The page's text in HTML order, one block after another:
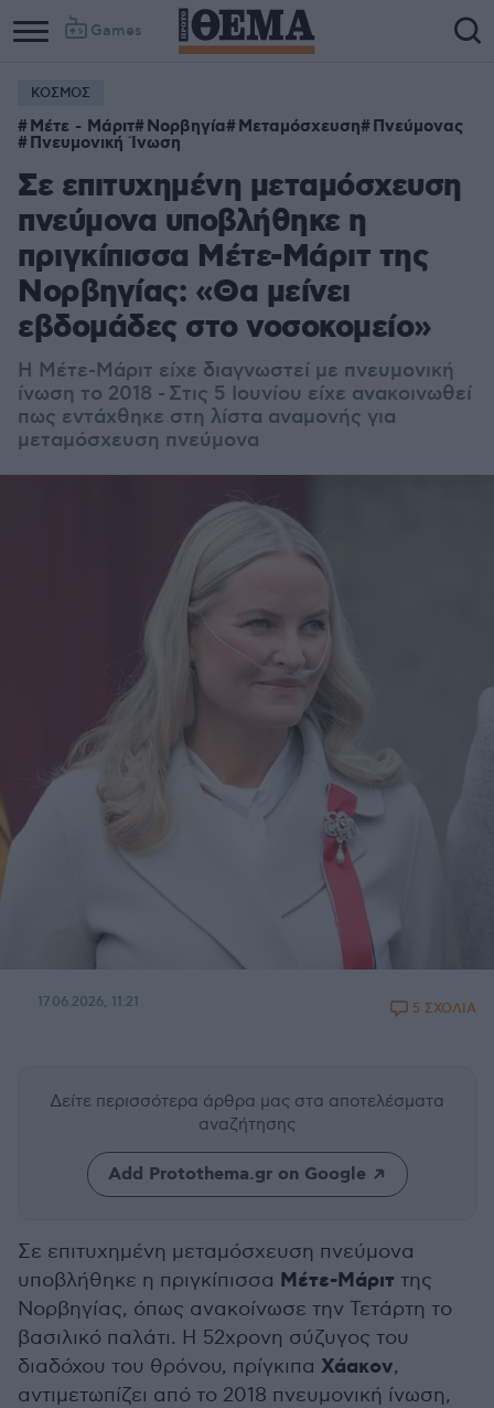
Games
ΚΟΣΜΟΣ
Μέτε - Μάριτ Νορβηγία Μεταμόσχευση Πνεύμονας
Πνευμονική Ίνωση
Σε επιτυχημένη μεταμόσχευση
πνεύμονα υποβλήθηκε η
πριγκίπισσα Μέτε-Μάριτ της
Νορβηγίας: «Θα μείνει
εβδομάδες στο νοσοκομείο»
Η Μέτε-Μάριτ είχε διαγνωστεί με πνευμονική
ίνωση το 2018 - Στις 5 Ιουνίου είχε ανακοινωθεί
πως εντάχθηκε στη λίστα αναμονής για
μεταμόσχευση πνεύμονα
17.06.2026, 11:21 5 ΣΧΟΛΙΑ
Δείτε περισσότερα άρθρα μας στα αποτελέσματα
αναζήτησης
Add Protothema.gr on Google
Σε επιτυχημένη μεταμόσχευση πνεύμονα
υποβλήθηκε η πριγκίπισσα Μέτε-Μάριτ της
Νορβηγίας, όπως ανακοίνωσε την Τετάρτη το
βασιλικό παλάτι. Η 52χρονη σύζυγος του
διαδόχου του θρόνου, πρίγκιπα Χάακον,
αντιμετωπίζει από το 2018 πνευμονική ίνωση,